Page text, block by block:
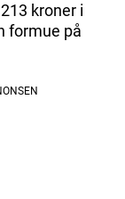
kroner i
formue på